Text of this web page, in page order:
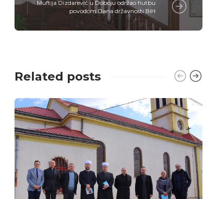
Muftija Dizdarević u Doboju održao hutbu
povodom Dana državnosti BiH
Related posts